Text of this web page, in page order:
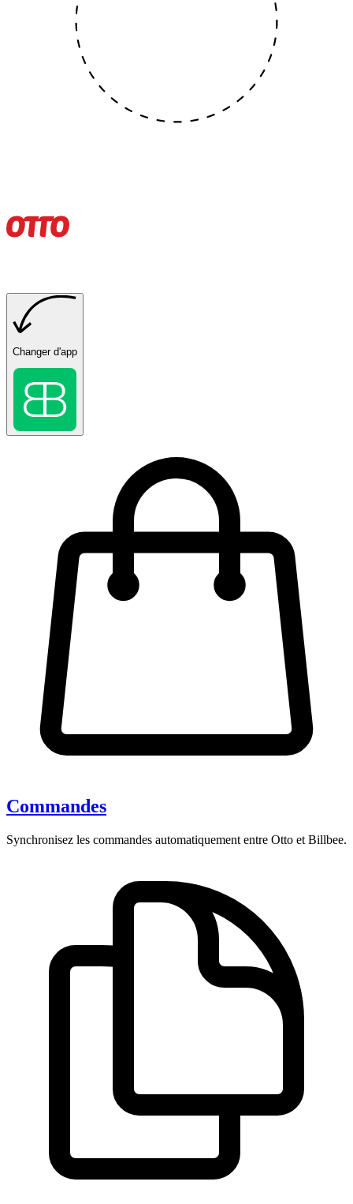
Changer d'app
Commandes
Synchronisez les commandes automatiquement entre Otto et Billbee.